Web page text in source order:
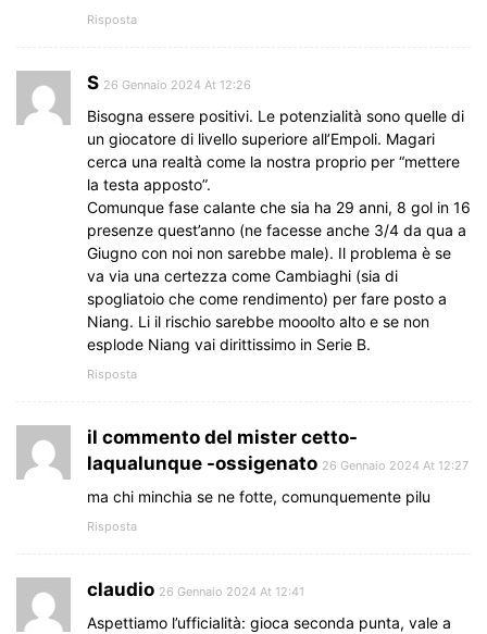
Risposta
S 26 Gennaio 2024 At 12:26
Bisogna essere positivi. Le potenzialità sono quelle di
un giocatore di livello superiore all’Empoli. Magari
cerca una realtà come la nostra proprio per “mettere
la testa apposto”.
Comunque fase calante che sia ha 29 anni, 8 gol in 16
presenze quest’anno (ne facesse anche 3/4 da qua a
Giugno con noi non sarebbe male). Il problema è se
va via una certezza come Cambiaghi (sia di
spogliatoio che come rendimento) per fare posto a
Niang. Li il rischio sarebbe mooolto alto e se non
esplode Niang vai dirittissimo in Serie B.
Risposta
il commento del mister cetto-
laqualunque -ossigenato 26 Gennaio 2024 At 12:27
ma chi minchia se ne fotte, comunquemente pilu
Risposta
claudio 26 Gennaio 2024 At 12:41
Aspettiamo l’ufficialità: gioca seconda punta, vale a